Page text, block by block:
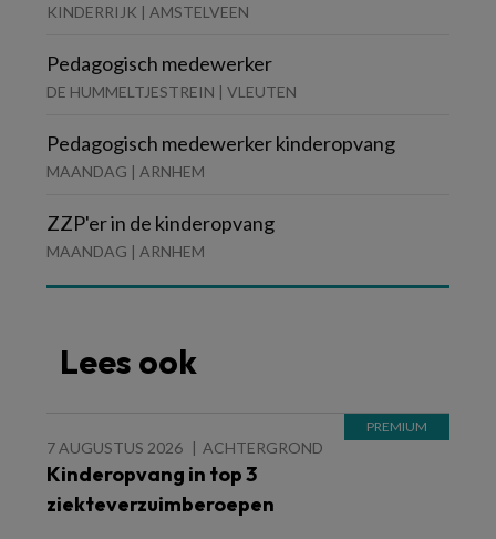
KINDERRIJK | AMSTELVEEN
Pedagogisch medewerker
DE HUMMELTJESTREIN | VLEUTEN
Pedagogisch medewerker kinderopvang
MAANDAG | ARNHEM
ZZP'er in de kinderopvang
MAANDAG | ARNHEM
Lees ook
7 AUGUSTUS 2026 ACHTERGROND
Kinderopvang in top 3
ziekteverzuimberoepen